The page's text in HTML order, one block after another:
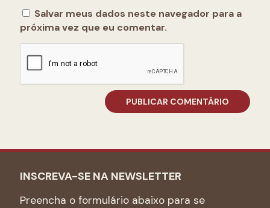
Salvar meus dados neste navegador para a
próxima vez que eu comentar.
INSCREVA-SE NA NEWSLETTER
Preencha o formulário abaixo para se